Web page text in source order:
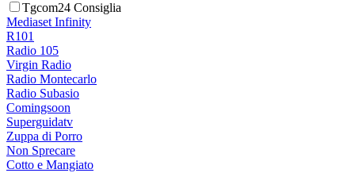
Tgcom24 Consiglia
Mediaset Infinity
R101
Radio 105
Virgin Radio
Radio Montecarlo
Radio Subasio
Comingsoon
Superguidatv
Zuppa di Porro
Non Sprecare
Cotto e Mangiato